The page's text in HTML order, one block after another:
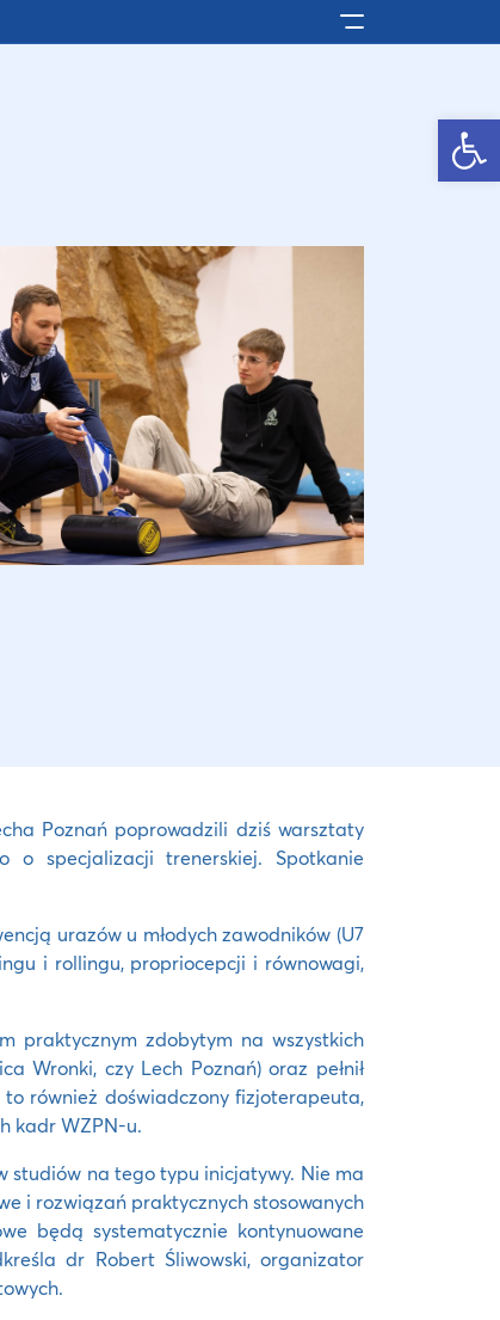
Otwórz pasek narzędzi
Pokaż/ukryj
Poznań poprowadzili dziś warsztaty
o specjalizacji trenerskiej. Spotkanie
urazów u młodych zawodników (U7
i rollingu, propriocepcji i równowagi,
praktycznym zdobytym na wszystkich
Wronki, czy Lech Poznań) oraz pełnił
również doświadczony fizjoterapeuta,
kadr WZPN-u.
studiów na tego typu inicjatywy. Nie ma
i rozwiązań praktycznych stosowanych
będą systematycznie kontynuowane
dr Robert Śliwowski, organizator